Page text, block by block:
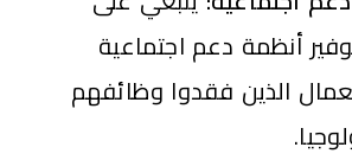
أنظمة دعم اجتماعية
الذين فقدوا وظائفهم